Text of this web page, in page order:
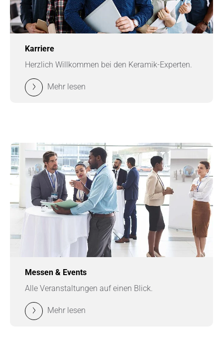
Karriere
Herzlich Willkommen bei den Keramik-Experten.
Mehr lesen
Messen & Events
Alle Veranstaltungen auf einen Blick.
Mehr lesen